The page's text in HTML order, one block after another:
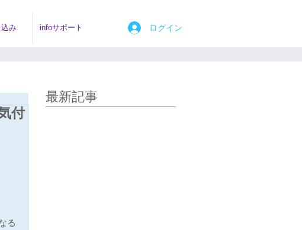
み infoサポート ログイン
付
る
最新記事